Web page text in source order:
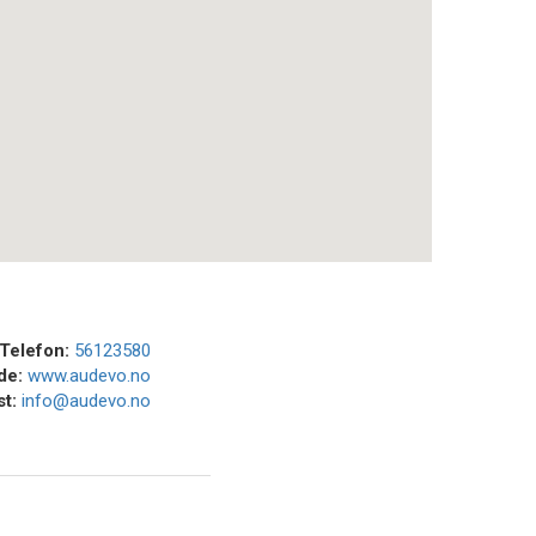
Telefon: 56123580
www.audevo.no
info@audevo.no